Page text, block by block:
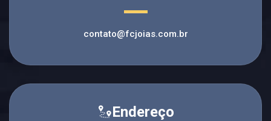
contato@fcjoias.com.br
Endereço